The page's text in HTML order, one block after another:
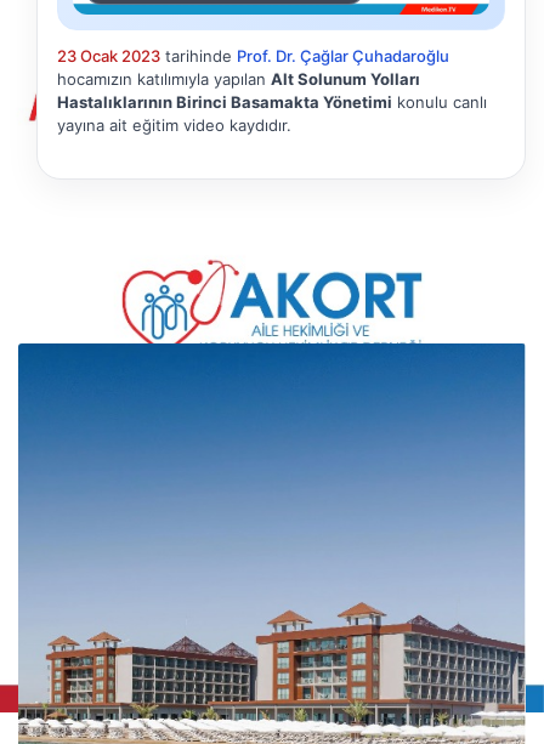
23 Ocak 2023 tarihinde Prof. Dr. Çağlar Çuhadaroğlu
hocamızın katılımıyla yapılan Alt Solunum Yolları
Hastalıklarının Birinci Basamakta Yönetimi konulu canlı
yayına ait eğitim video kaydıdır.